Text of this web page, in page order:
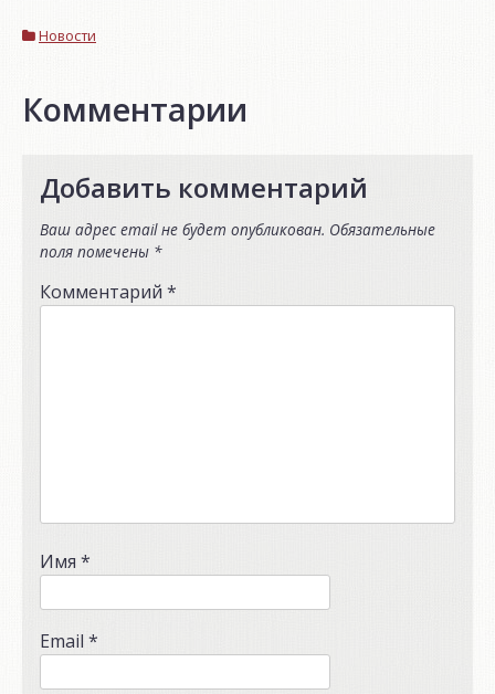
Новости
Комментарии
Добавить комментарий
Ваш адрес email не будет опубликован. Обязательные
поля помечены *
Комментарий *
Имя *
Email *